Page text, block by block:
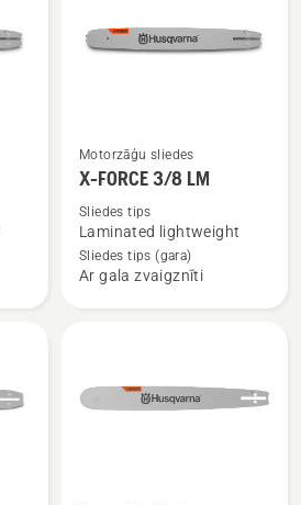
Skatīt
vairāk
par
FORCE
Motorzāģu sliedes
X-FORCE 3/8 LM
Sliedes tips
Laminated lightweight
Sliedes tips (gara)
Ar gala zvaigznīti